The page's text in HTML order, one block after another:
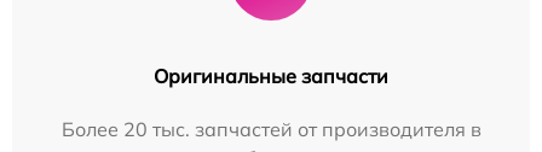
Оригинальные запчасти
Более 20 тыс. запчастей от производителя в